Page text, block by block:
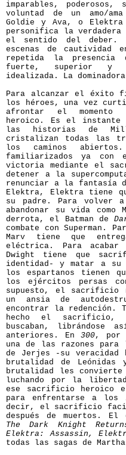
imparables,
voluntad de un amo/
Goldie y Ava, o
personifica la verdadera
el sentido del deber.
escenas de
repetida la
fuerte, superior y
idealizada. La
Para alcanzar el éxito
los héroes, una vez
afrontar el
heroico. Es el instante
las historias de
cristalizan todas las
los caminos
familiarizados ya con
victoria mediante el
detener a la
renunciar a la fantasía
Elektra, Elektra tiene
su padre. Para volver
abandonar su vida
derrota, el Batman de
combate con Superman.
Marv tiene que
eléctrica. Para
Dwight tiene que
identidad- y matar a su
los espartanos tienen
los ejércitos persas
supuesto, el sacrificio
un ansia de
encontrar la redención.
hecho el sacrificio,
buscaban, librándose
anteriores. En 300, por
una de las razones
de Jerjes -su
brutalidad de Leónidas
brutalidad les convierte
luchando por la
ese sacrificio heroico
para enfrentarse a los
decir, el sacrificio
después de muertos. El
The Dark Knight
Elektra: Assassin,
todas las sagas de